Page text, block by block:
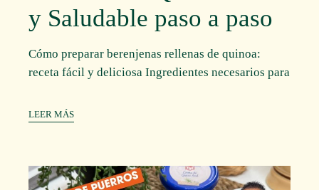
y Saludable paso a paso
Cómo preparar berenjenas rellenas de quinoa:
receta fácil y deliciosa Ingredientes necesarios para
LEER MÁS